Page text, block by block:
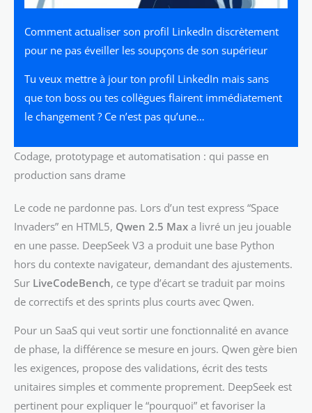
Comment actualiser son profil LinkedIn discrètement
pour ne pas éveiller les soupçons de son supérieur
Tu veux mettre à jour ton profil LinkedIn mais sans
que ton boss ou tes collègues flairent immédiatement
le changement ? Ce n’est pas qu’une…
Codage, prototypage et automatisation : qui passe en
production sans drame
Le code ne pardonne pas. Lors d’un test express “Space
Invaders” en HTML5, Qwen 2.5 Max a livré un jeu jouable
en une passe. DeepSeek V3 a produit une base Python
hors du contexte navigateur, demandant des ajustements.
Sur LiveCodeBench, ce type d’écart se traduit par moins
de correctifs et des sprints plus courts avec Qwen.
Pour un SaaS qui veut sortir une fonctionnalité en avance
de phase, la différence se mesure en jours. Qwen gère bien
les exigences, propose des validations, écrit des tests
unitaires simples et commente proprement. DeepSeek est
pertinent pour expliquer le “pourquoi” et favoriser la